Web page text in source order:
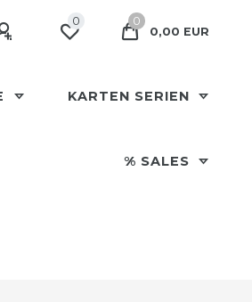
0
0
0,00 EUR
KARTEN SERIEN
% SALES